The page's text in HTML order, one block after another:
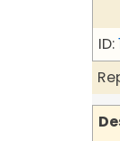
ID: